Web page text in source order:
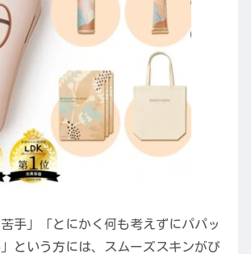
苦手」「とにかく何も考えずにパパッ
という方には、スムーズスキンがぴ